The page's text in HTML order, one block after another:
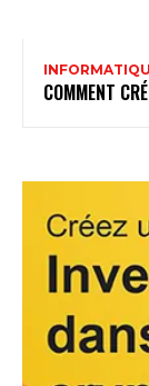
COMMENT